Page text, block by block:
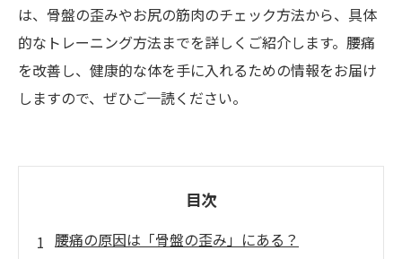
は、骨盤の歪みやお尻の筋肉のチェック方法から、具体
的なトレーニング方法までを詳しくご紹介します。腰痛
を改善し、健康的な体を手に入れるための情報をお届け
しますので、ぜひご一読ください。
目次
腰痛の原因は「骨盤の歪み」にある？